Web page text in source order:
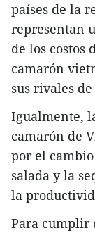
países de la
representan
de los costos
camarón
sus rivales
Igualmente,
camarón de
por el
salada y la
la
Para cumplir